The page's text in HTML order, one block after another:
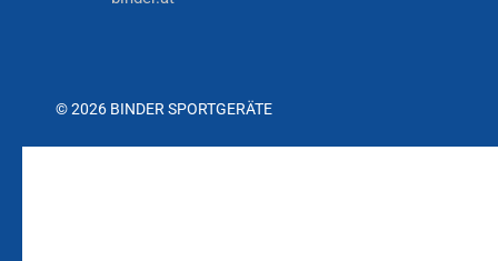
© 2026 BINDER SPORTGERÄTE